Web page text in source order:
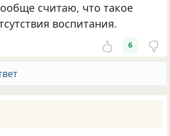
считаю, что такое
воспитания.
6